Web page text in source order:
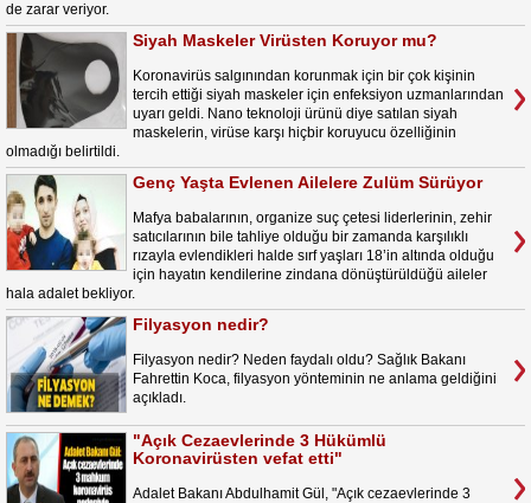
de zarar veriyor.
Siyah Maskeler Virüsten Koruyor mu?
Koronavirüs salgınından korunmak için bir çok kişinin
tercih ettiği siyah maskeler için enfeksiyon uzmanlarından
uyarı geldi. Nano teknoloji ürünü diye satılan siyah
maskelerin, virüse karşı hiçbir koruyucu özelliğinin
olmadığı belirtildi.
Genç Yaşta Evlenen Ailelere Zulüm Sürüyor
Mafya babalarının, organize suç çetesi liderlerinin, zehir
satıcılarının bile tahliye olduğu bir zamanda karşılıklı
rızayla evlendikleri halde sırf yaşları 18’in altında olduğu
için hayatın kendilerine zindana dönüştürüldüğü aileler
hala adalet bekliyor.
Filyasyon nedir?
Filyasyon nedir? Neden faydalı oldu? Sağlık Bakanı
Fahrettin Koca, filyasyon yönteminin ne anlama geldiğini
açıkladı.
"Açık Cezaevlerinde 3 Hükümlü
Koronavirüsten vefat etti"
Adalet Bakanı Abdulhamit Gül, "Açık cezaevlerinde 3